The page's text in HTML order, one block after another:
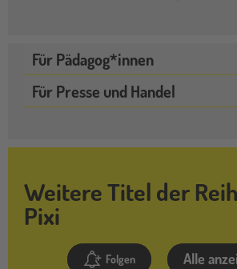
Für Pädagog*innen
Für Presse und Handel
Weitere Titel der
Pixi
Folgen Alle